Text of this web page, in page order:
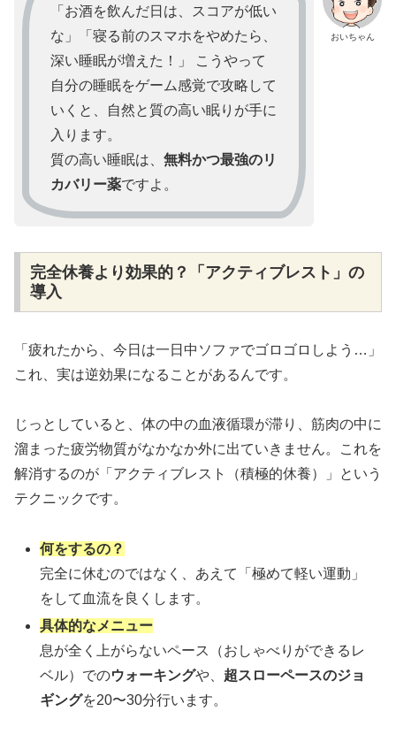
おいちゃん
「お酒を飲んだ日は、スコアが低い
な」「寝る前のスマホをやめたら、
深い睡眠が増えた！」 こうやって
自分の睡眠をゲーム感覚で攻略して
いくと、自然と質の高い眠りが手に
入ります。
質の高い睡眠は、 無料かつ最強のリ
カバリー薬ですよ。
完全休養より効果的？「アクティブレスト」の
導入
「疲れたから、今日は一日中ソファでゴロゴロしよう…」
これ、実は逆効果になることがあるんです。
じっとしていると、体の中の血液循環が滞り、筋肉の中に
溜まった疲労物質がなかなか外に出ていきません。これを
解消するのが「アクティブレスト（積極的休養）」という
テクニックです。
何をするの？
完全に休むのではなく、あえて「極めて軽い運動」
をして血流を良くします。
具体的なメニュー
息が全く上がらないペース（おしゃべりができるレ
ベル）でのウォーキングや、 超スローペースのジョ
ギングを20〜30分行います。